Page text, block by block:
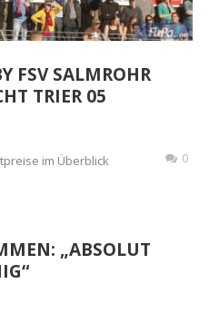
FSV SALMROHR
TRIER 05
im Überblick 0
„ABSOLUT